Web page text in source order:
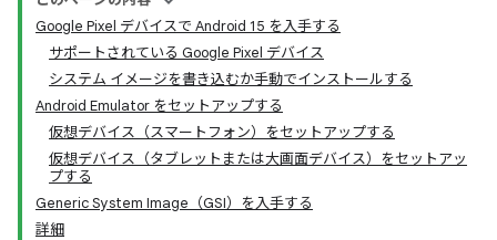
Google Pixel デバイスで Android 15 を入手する
サポートされている Google Pixel デバイス
システム イメージを書き込むか手動でインストールする
Android Emulator をセットアップする
仮想デバイス（スマートフォン）をセットアップする
仮想デバイス（タブレットまたは大画面デバイス）をセットアッ
プする
Generic System Image（GSI）を入手する
詳細